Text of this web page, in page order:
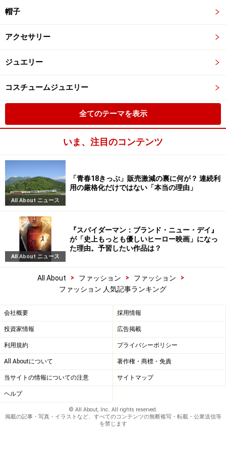
帽子
アクセサリー
ジュエリー
コスチュームジュエリー
全てのテーマを表示
いま、注目のコンテンツ
All About ニュース
「青春18きっぷ」販売激減の裏に何が？ 連続利
用の厳格化だけではない「本当の理由」
All About ニュース
『スパイダーマン：ブランド・ニュー・デイ』
が「史上もっとも優しいヒーロー映画」になっ
た理由。予習したい作品は？
All About > ファッション > ファッション
>
ファッション 人気記事ランキング
会社概要 採用情報
投資家情報 広告掲載
利用規約 プライバシーポリシー
All Aboutについて 著作権・商標・免責
当サイトの情報についての注意 サイトマップ
ヘルプ
© All About, Inc. All rights reserved.
掲載の記事・写真・イラストなど、すべてのコンテンツの無断複写・転載・公衆送信等
を禁じます